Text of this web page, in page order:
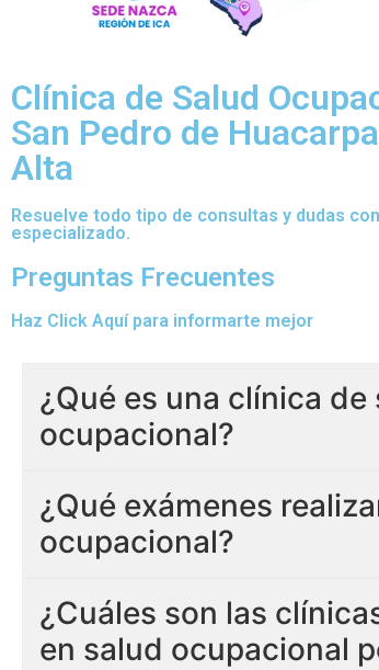
Clínica de Salud
San Pedro de
Alta
Resuelve todo tipo de consultas y dudas
especializado.
Preguntas Frecuentes
Haz Click Aquí para informarte mejor
¿Qué es una clínica de
ocupacional?
¿Qué exámenes
ocupacional?
¿Cuáles son las
en salud ocupacional